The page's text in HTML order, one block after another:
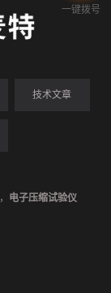
技术文章
， 电子压缩试验仪
一键拨号